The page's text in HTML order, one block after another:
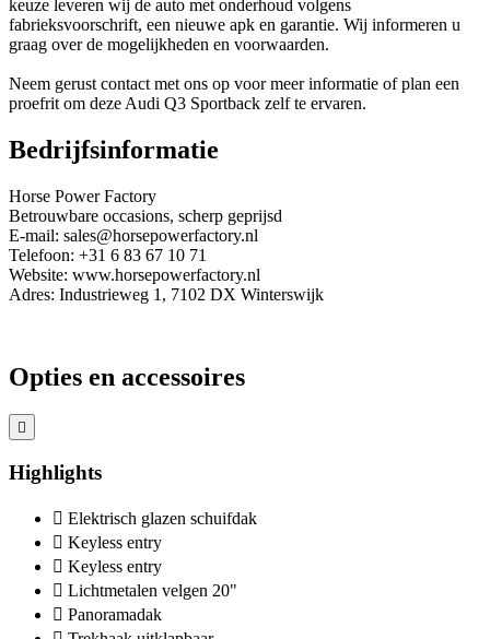
keuze leveren wij de auto met onderhoud volgens
fabrieksvoorschrift, een nieuwe apk en garantie. Wij informeren u
graag over de mogelijkheden en voorwaarden.
Neem gerust contact met ons op voor meer informatie of plan een
proefrit om deze Audi Q3 Sportback zelf te ervaren.
Bedrijfsinformatie
Horse Power Factory
Betrouwbare occasions, scherp geprijsd
E-mail: sales@horsepowerfactory.nl
Telefoon: +31 6 83 67 10 71
Website: www.horsepowerfactory.nl
Adres: Industrieweg 1, 7102 DX Winterswijk
Opties en accessoires
Highlights
Elektrisch glazen schuifdak
Keyless entry
Keyless entry
Lichtmetalen velgen 20"
Panoramadak